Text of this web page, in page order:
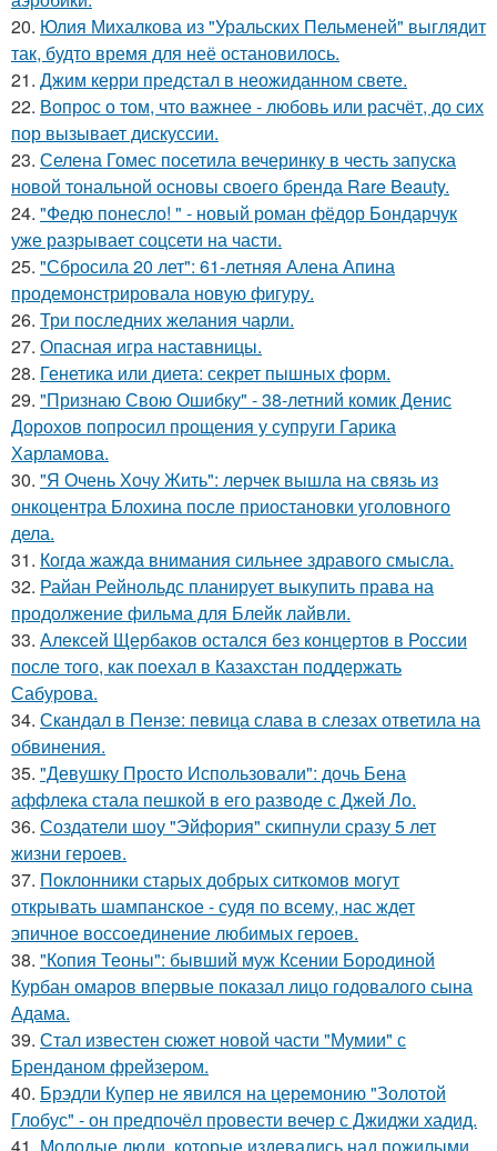
20. Юлия Михалкова из "Уральских Пельменей" выглядит
так, будто время для неё остановилось.
21. Джим керри предстал в неожиданном свете.
22. Вопрос о том, что важнее - любовь или расчёт, до сих
пор вызывает дискуссии.
23. Селена Гомес посетила вечеринку в честь запуска
новой тональной основы своего бренда Rare Beauty.
24. "Федю понесло! " - новый роман фёдор Бондарчук
уже разрывает соцсети на части.
25. "Сбросила 20 лет": 61-летняя Алена Апина
продемонстрировала новую фигуру.
26. Три последних желания чарли.
27. Опасная игра наставницы.
28. Генетика или диета: секрет пышных форм.
29. "Признаю Свою Ошибку" - 38-летний комик Денис
Дорохов попросил прощения у супруги Гарика
Харламова.
30. "Я Очень Хочу Жить": лерчек вышла на связь из
онкоцентра Блохина после приостановки уголовного
дела.
31. Когда жажда внимания сильнее здравого смысла.
32. Райан Рейнольдс планирует выкупить права на
продолжение фильма для Блейк лайвли.
33. Алексей Щербаков остался без концертов в России
после того, как поехал в Казахстан поддержать
Сабурова.
34. Скандал в Пензе: певица слава в слезах ответила на
обвинения.
35. "Девушку Просто Использовали": дочь Бена
аффлека стала пешкой в его разводе с Джей Ло.
36. Создатели шоу "Эйфория" скипнули сразу 5 лет
жизни героев.
37. Поклонники старых добрых ситкомов могут
открывать шампанское - судя по всему, нас ждет
эпичное воссоединение любимых героев.
38. "Копия Теоны": бывший муж Ксении Бородиной
Курбан омаров впервые показал лицо годовалого сына
Адама.
39. Стал известен сюжет новой части "Мумии" с
Бренданом фрейзером.
40. Брэдли Купер не явился на церемонию "Золотой
Глобус" - он предпочёл провести вечер с Джиджи хадид.
41. Молодые люди, которые издевались над пожилыми,